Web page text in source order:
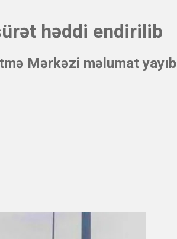
həddi endirilib
Mərkəzi məlumat yayıb